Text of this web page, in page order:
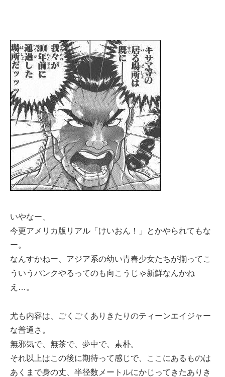
いやなー、
今更アメリカ版リアル「けいおん！」とかやられてもな
ー。
なんすかねー、アジア系の幼い青春少女たちが揃ってこ
ういうパンクやるってのも向こうじゃ新鮮なんかね
え…。
尤も内容は、ごくごくありきたりのティーンエイジャー
な普通さ。
無邪気で、無茶で、夢中で、素朴。
それ以上はこの後に期待って感じで、ここにあるものは
あくまで身の丈、半径数メートルにかじってきたありき